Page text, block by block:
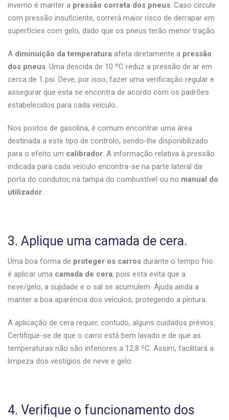
inverno é manter a pressão correta dos pneus. Caso circule
com pressão insuficiente, correrá maior risco de derrapar em
superfícies com gelo, dado que os pneus terão menor tração.
A diminuição da temperatura afeta diretamente a pressão
dos pneus. Uma descida de 10 ºC reduz a pressão de ar em
cerca de 1 psi. Deve, por isso, fazer uma verificação regular e
assegurar que esta se encontra de acordo com os padrões
estabelecidos para cada veículo.
Nos postos de gasolina, é comum encontrar uma área
destinada a este tipo de controlo, sendo-lhe disponibilizado
para o efeito um calibrador. A informação relativa à pressão
indicada para cada veículo encontra-se na parte lateral da
porta do condutor, na tampa do combustível ou no manual do
utilizador.
3. Aplique uma camada de cera.
Uma boa forma de proteger os carros durante o tempo frio
é aplicar uma camada de cera, pois esta evita que a
neve/gelo, a sujidade e o sal se acumulem. Ajuda ainda a
manter a boa aparência dos veículos, protegendo a pintura.
A aplicação de cera requer, contudo, alguns cuidados prévios.
Certifique-se de que o carro está bem lavado e de que as
temperaturas não são inferiores a 12,8 ºC. Assim, facilitará a
limpeza dos vestígios de neve e gelo.
4. Verifique o funcionamento dos